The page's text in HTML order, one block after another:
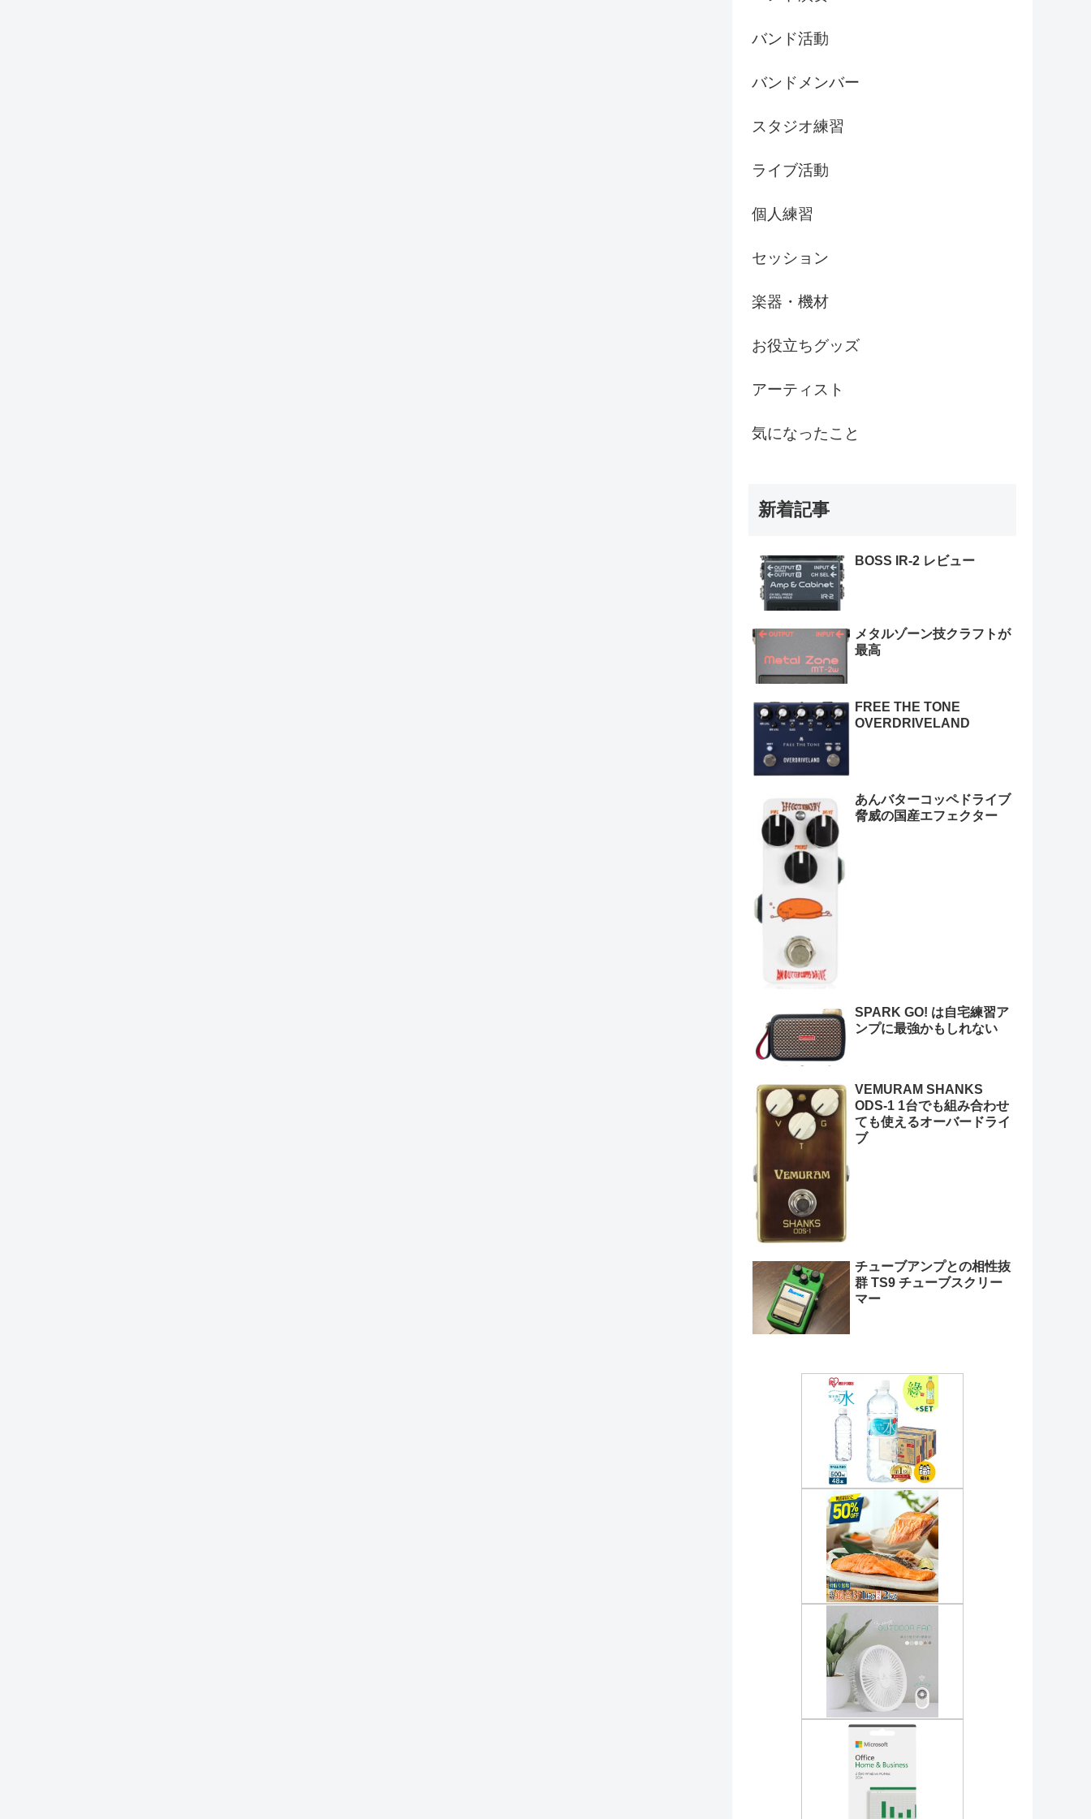
バンド活動
バンドメンバー
スタジオ練習
ライブ活動
個人練習
セッション
楽器・機材
お役立ちグッズ
アーティスト
気になったこと
新着記事
BOSS IR-2 レビュー
メタルゾーン技クラフトが
最高
FREE THE TONE
OVERDRIVELAND
あんバターコッペドライブ
脅威の国産エフェクター
SPARK GO! は自宅練習ア
ンプに最強かもしれない
VEMURAM SHANKS
ODS-1 1台でも組み合わせ
ても使えるオーバードライ
ブ
チューブアンプとの相性抜
群 TS9 チューブスクリー
マー